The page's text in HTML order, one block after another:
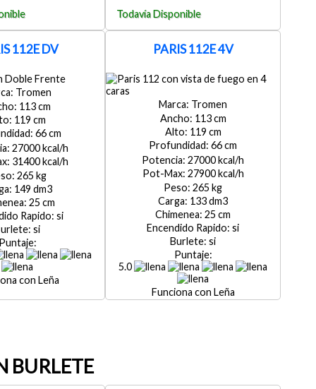
112E DV
Tromen
113
119
66
27000
31400
265
149
25
si
si
Leña
PARIS 112E 4V
Tromen
113
119
66
27000
27900
265
133
25
si
si
5.0
Leña
BURLETE